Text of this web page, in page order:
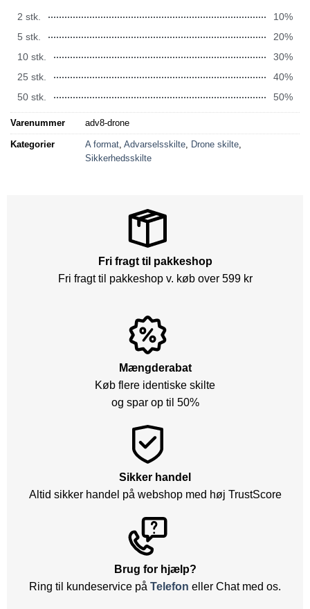
2 stk.
10%
5 stk.
20%
10 stk.
30%
25 stk.
40%
50 stk.
50%
Varenummer adv8-drone
Kategorier A format Advarselsskilte Drone skilte
Sikkerhedsskilte
Fri fragt til pakkeshop
Fri fragt til pakkeshop v. køb over 599 kr
Mængderabat
Køb flere identiske skilte
og spar op til 50%
Sikker handel
Altid sikker handel på webshop med høj TrustScore
Brug for hjælp?
Ring til kundeservice på Telefon eller Chat med os.